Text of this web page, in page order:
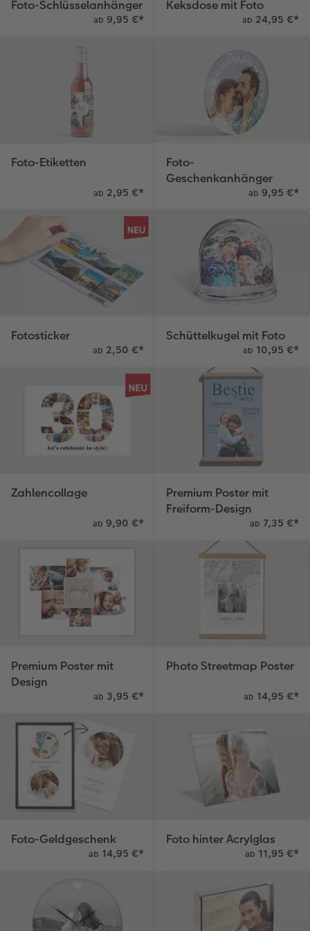
Anleitungen & Hilfe
Neuheiten
Aktionen
Extras
im Wunschformat
Extras
Aktionen
Digitale Grußkarte
Neuheiten
Aktionen
Foto-Schlüsselanhänger
ab 9,95 €*
Keksdose mit Foto
ab 24,95 €*
Foto-Etiketten
ab 2,95 €*
Foto-
Geschenkanhänger
ab 9,95 €*
Fotosticker
ab 2,50 €*
Schüttelkugel mit Foto
ab 10,95 €*
Zahlencollage
ab 9,90 €*
Premium Poster mit
Freiform-Design
ab 7,35 €*
Premium Poster mit
Design
ab 3,95 €*
Photo Streetmap Poster
ab 14,95 €*
Foto-Geldgeschenk
ab 14,95 €*
Foto hinter Acrylglas
ab 11,95 €*